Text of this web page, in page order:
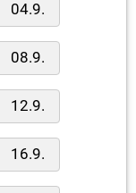
04.9.
08.9.
12.9.
16.9.